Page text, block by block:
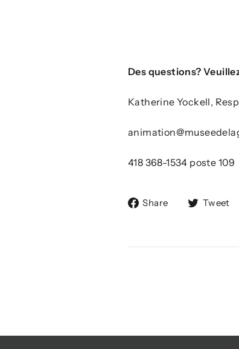
Des questions?
Katherine Yockell,
418 368-1534 poste 109
Share
Share Tweet